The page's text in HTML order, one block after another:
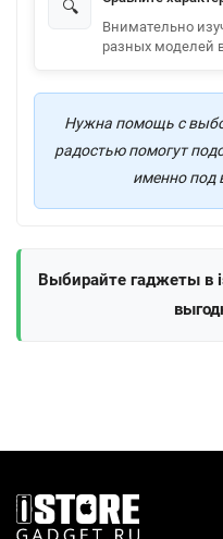
🔍
Внимательно
разных моделей
Нужна помощь с
радостью помогут
именно под
Выбирайте гаджеты в